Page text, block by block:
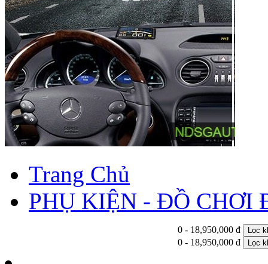
Trang Chủ
PHỤ KIỆN - ĐỒ CHƠI
0 - 18,950,000 đ Lọc
0 - 18,950,000 đ Lọc